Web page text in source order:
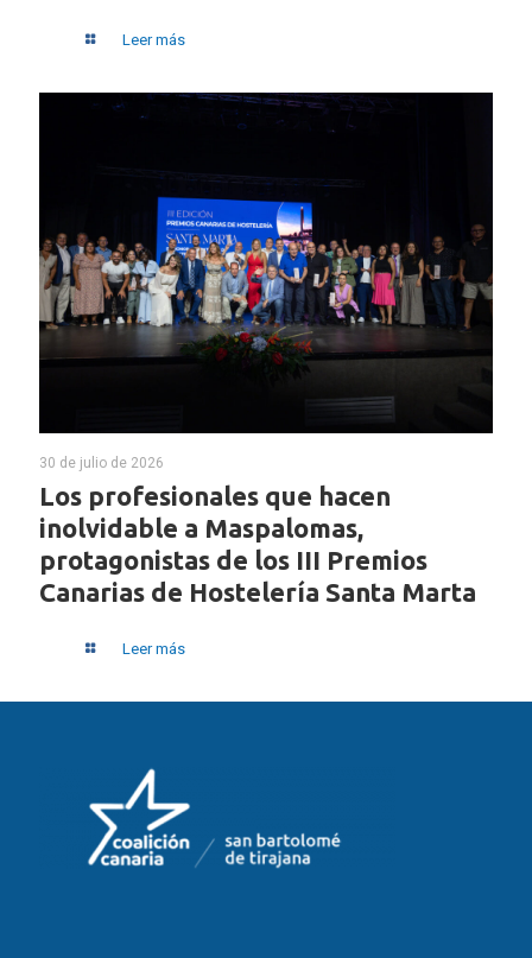
Leer más
30 de julio de 2026
Los profesionales que hacen
inolvidable a Maspalomas,
protagonistas de los III Premios
Canarias de Hostelería Santa Marta
Leer más